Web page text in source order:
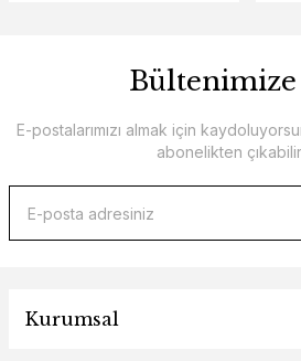
Bültenimize
E-postalarımızı almak için
abonelikten
Kurumsal